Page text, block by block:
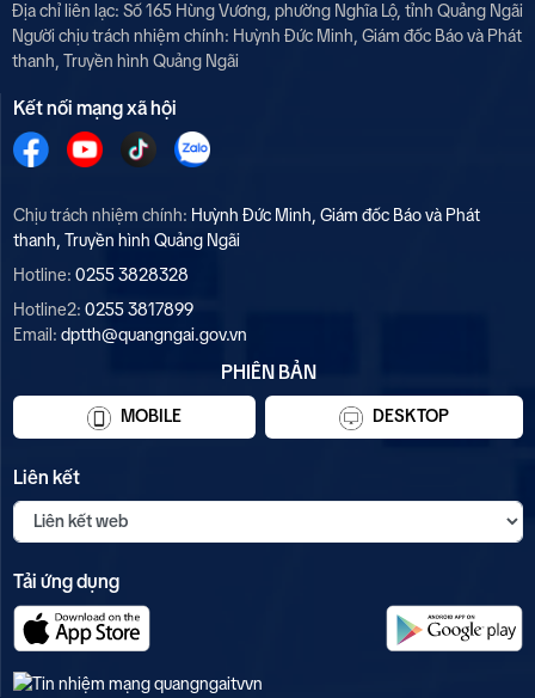
Địa chỉ liên lạc: Số 165 Hùng Vương, phường Nghĩa Lộ, tỉnh Quảng Ngãi
Người chịu trách nhiệm chính: Huỳnh Đức Minh, Giám đốc Báo và Phát
thanh, Truyền hình Quảng Ngãi
Kết nối mạng xã hội
Chịu trách nhiệm chính: Huỳnh Đức Minh, Giám đốc Báo và Phát
thanh, Truyền hình Quảng Ngãi
Hotline: 0255 3828328
Hotline2: 0255 3817899
Email: dptth@quangngai.gov.vn
PHIÊN BẢN
MOBILE DESKTOP
Liên kết
Tải ứng dụng